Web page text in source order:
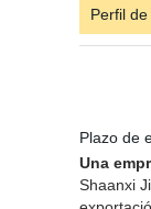
Perfil
Plazo de
Una
Shaanxi